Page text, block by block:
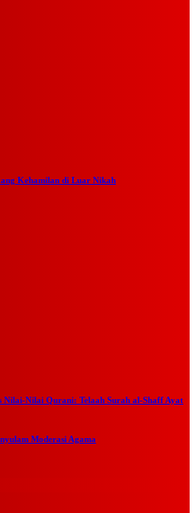
Kehamilan di Luar Nikah
Nilai-Nilai Qurani: Telaah Surah al-Shaff Ayat
Moderasi Agama